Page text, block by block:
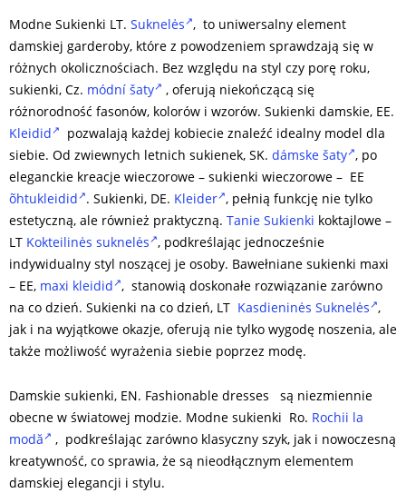
Modne Sukienki LT. Suknelės , to uniwersalny element
damskiej garderoby, które z powodzeniem sprawdzają się w
różnych okolicznościach. Bez względu na styl czy porę roku,
sukienki, Cz. módní šaty
, oferują niekończącą się
różnorodność fasonów, kolorów i wzorów. Sukienki damskie, EE.
Kleidid
pozwalają każdej kobiecie znaleźć idealny model dla
siebie. Od zwiewnych letnich sukienek, SK. dámske šaty , po
eleganckie kreacje wieczorowe – sukienki wieczorowe – EE
õhtukleidid . Sukienki, DE. Kleider , pełnią funkcję nie tylko
estetyczną, ale również praktyczną. Tanie Sukienki koktajlowe –
LT Kokteilinės suknelės , podkreślając jednocześnie
indywidualny styl noszącej je osoby. Bawełniane sukienki maxi
– EE, maxi kleidid , stanowią doskonałe rozwiązanie zarówno
na co dzień. Sukienki na co dzień, LT Kasdieninės Suknelės ,
jak i na wyjątkowe okazje, oferują nie tylko wygodę noszenia, ale
także możliwość wyrażenia siebie poprzez modę.
Damskie sukienki, EN. Fashionable dresses są niezmiennie
obecne w światowej modzie. Modne sukienki Ro. Rochii la
modă
, podkreślając zarówno klasyczny szyk, jak i nowoczesną
kreatywność, co sprawia, że są nieodłącznym elementem
damskiej elegancji i stylu.